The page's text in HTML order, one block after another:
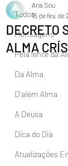
Todos
Mensagens
Pela lente da
Da Alma
D'além Alma
A Deusa
Dica do Dia
Atualizações
DECRETO
ALMA
Ana Sou
15 de fev. de